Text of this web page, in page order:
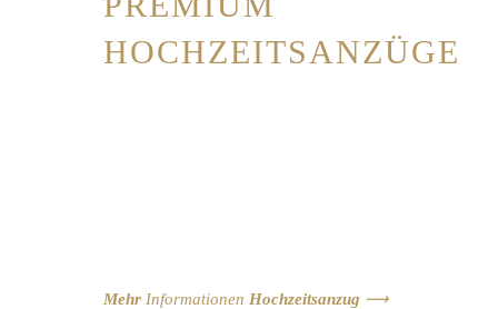
HOCHZEITSANZÜGE
Mehr Informationen Hochzeitsanzug ⟶